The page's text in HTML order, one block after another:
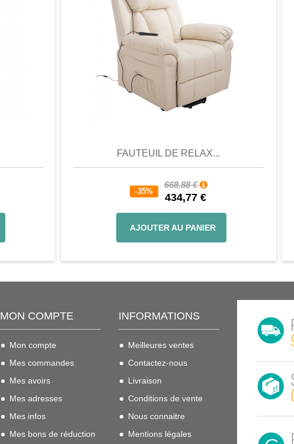
FAUTEUIL DE RELAX...
-35%
668,88 €
434,77 €
AJOUTER AU PANIER
Favori
MON COMPTE
Mon compte
Mes commandes
Mes avoirs
Mes adresses
Mes infos
Mes bons de réduction
INFORMATIONS
Meilleures ventes
Contactez-nous
Livraison
Conditions de vente
Nous connaitre
Mentions légales